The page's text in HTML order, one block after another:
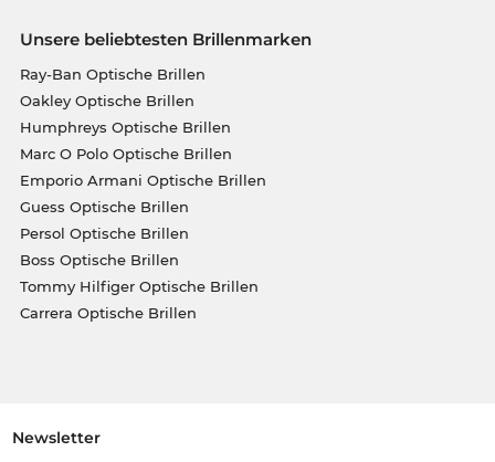
Unsere beliebtesten Brillenmarken
Ray-Ban Optische Brillen
Oakley Optische Brillen
Humphreys Optische Brillen
Marc O Polo Optische Brillen
Emporio Armani Optische Brillen
Guess Optische Brillen
Persol Optische Brillen
Boss Optische Brillen
Tommy Hilfiger Optische Brillen
Carrera Optische Brillen
Newsletter